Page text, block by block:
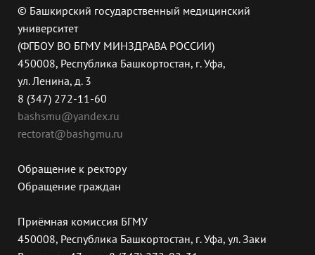
© Башкирский государственный медицинский
университет
(ФГБОУ ВО БГМУ МИНЗДРАВА РОССИИ)
450008, Республика Башкортостан, г. Уфа,
ул. Ленина, д. 3
8 (347) 272-11-60
bashsmu@yandex.ru
rectorat@bashgmu.ru
Обращение к ректору
Обращение граждан
Приёмная комиссия БГМУ
450008, Республика Башкортостан, г. Уфа, ул. Заки